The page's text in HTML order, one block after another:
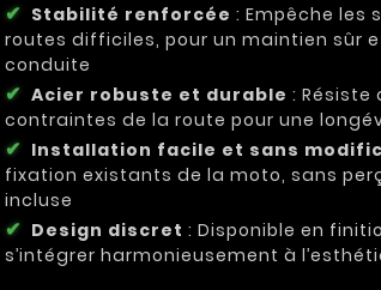
Stabilité renforcée : Empêche les
routes difficiles, pour un maintien sûr
conduite
Acier robuste et durable : Résiste
contraintes de la route pour une
Installation facile et sans
fixation existants de la moto, sans
incluse
Design discret : Disponible en
s’intégrer harmonieusement à